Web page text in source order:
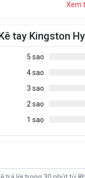
Xem
tay Kingston
5 sao
4 sao
3 sao
2 sao
1 sao